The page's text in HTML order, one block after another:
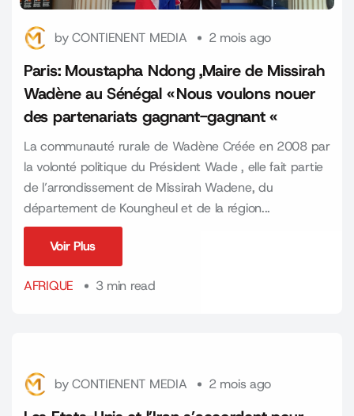
byCONTIENENT MEDIA 2 mois ago
Paris: Moustapha Ndong ,Maire de Missirah
Wadène au Sénégal « Nous voulons nouer
des partenariats gagnant-gagnant «
La communauté rurale de Wadène Créée en 2008 par
la volonté politique du Président Wade , elle fait partie
de l’arrondissement de Missirah Wadene, du
département de Koungheul et de la région...
Voir Plus
AFRIQUE
3 min read
byCONTIENENT MEDIA 2 mois ago